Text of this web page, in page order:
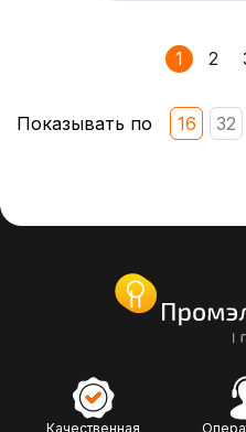
1 2
Показывать по 16 32
Качественная